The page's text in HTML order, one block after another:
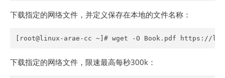
下载指定的网络文件，并定义保存在本地的文件名称：
[root@linux-arae-cc ~]# wget -O Book.pdf https://
下载指定的网络文件，限速最高每秒300k：